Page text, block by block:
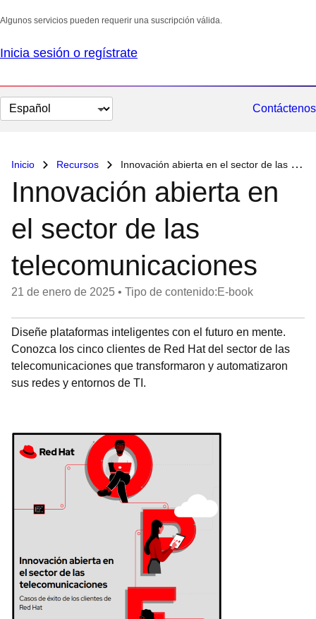
Algunos servicios pueden requerir una suscripción válida.
Inicia sesión o regístrate
Cambiar
el
Contáctenos
Inicio Recursos Innovación abierta en el sector de las telecomunicaciones
Innovación abierta en
el sector de las
telecomunicaciones
21 de enero de 2025 • Tipo de contenido:E-book
Diseñe plataformas inteligentes con el futuro en mente.
Conozca los cinco clientes de Red Hat del sector de las
telecomunicaciones que transformaron y automatizaron
sus redes y entornos de TI.